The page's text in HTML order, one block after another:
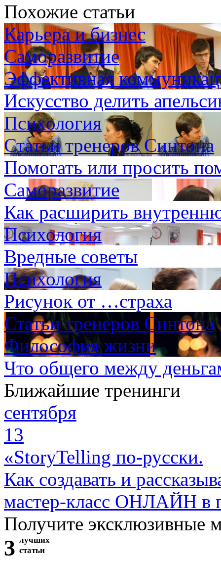
Похожие статьи
Карьера и бизнес
Саморазвитие
Эффективная
Искусство делить
Психология
Статьи тренеров Синтона
Помогать или просить
Саморазвитие
Как расширить
Психология
Вредные советы
Психология
Рисунок от …страха
Статьи тренеров Синтона
Философия жизни
Что общего между
Ближайшие тренинги
сентября
13
«StoryTelling по-русски.
Как создавать и
мастер-класс ОНЛАЙН в
Получите эксклюзивные
3 лучших
статьи